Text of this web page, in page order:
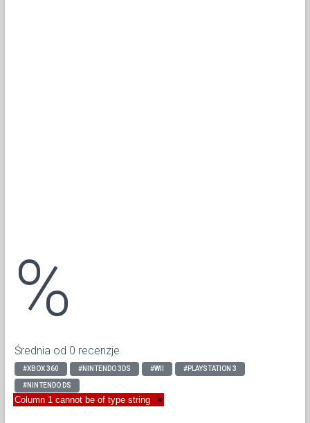
%
Średnia od 0 recenzje
#XBOX 360 #NINTENDO 3DS #WII #PLAYSTATION 3
#NINTENDO DS
Column 1 cannot be of type string ×